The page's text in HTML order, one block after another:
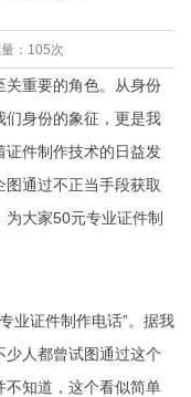
：105次
关重要的角色。从身份
们身份的象征，更是我
证件制作技术的日益发
通过不正当手段获取
大家50元专业证件制
业证件制作电话”。据我
少人都曾试图通过这个
不知道，这个看似简单